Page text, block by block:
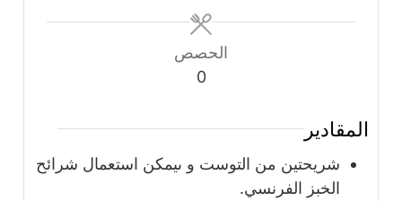
الحصص
0
المقادير
شريحتين من التوست و ىيمكن استعمال شرائح
الخبز الفرنسي.